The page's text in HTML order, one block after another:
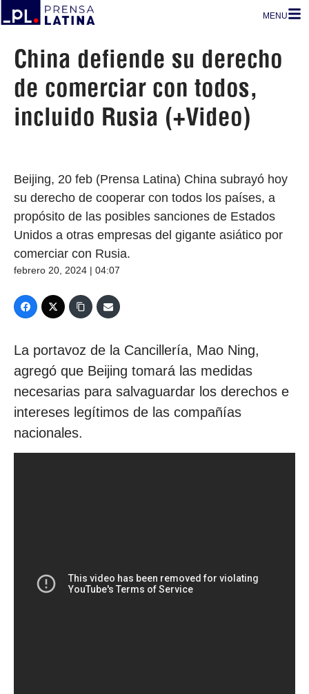
MENU
China defiende su derecho
de comerciar con todos,
incluido Rusia (+Video)
Beijing, 20 feb (Prensa Latina) China subrayó hoy
su derecho de cooperar con todos los países, a
propósito de las posibles sanciones de Estados
Unidos a otras empresas del gigante asiático por
comerciar con Rusia.
febrero 20, 2024 | 04:07
La portavoz de la Cancillería, Mao Ning,
agregó que Beijing tomará las medidas
necesarias para salvaguardar los derechos e
intereses legítimos de las compañías
nacionales.